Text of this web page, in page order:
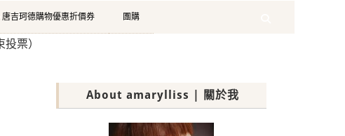
吉珂德購物優惠折價券 團購
票）
About amarylliss | 關於我